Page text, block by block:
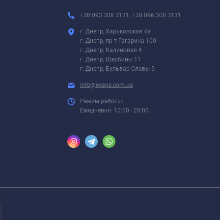
+38 093 308 3131; +38 096 308 3131
г. Днепр, Харьковская 4а
г. Днепр, пр-т Гагарина 100
г. Днепр, Калиновая 4
г. Днепр, Щербины 11
г. Днепр, Бульвар Славы 5
info@evape.com.ua
Режим работы:
Ежедневно: 10:00 - 20:00